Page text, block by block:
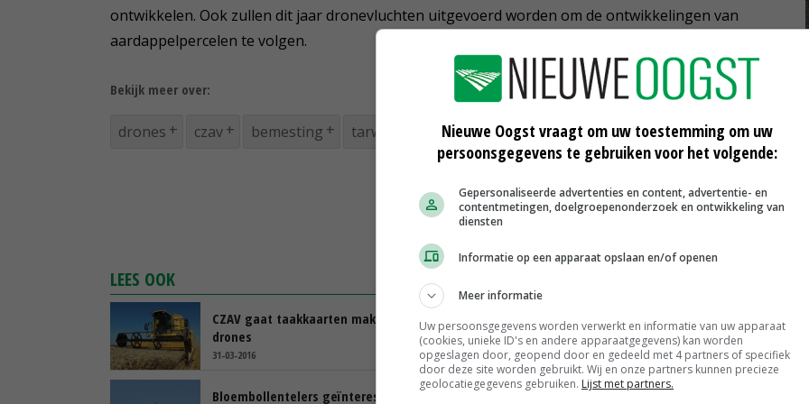
ontwikkelen. Ook zullen dit jaar dronevluchten uitgevoerd worden om de ontwikkelingen van
aardappelpercelen te volgen.
Bekijk meer over:
drones czav bemesting tarwe bijmesten
LEES OOK
CZAV gaat taakkaarten maken met
drones
31-03-2016
Interesse Vlaamse akkerbouwer voor
drone
30-03-2016
Bloembollentelers geïnteresseerd in
Grote drone voor gewasbescherming
Nieuwe Oogst vraagt om uw toestemming om uw
persoonsgegevens te gebruiken voor het volgende:
Gepersonaliseerde advertenties en content, advertentie- en
contentmetingen, doelgroepenonderzoek en ontwikkeling van
diensten
Informatie op een apparaat opslaan en/of openen
Meer informatie
Uw persoonsgegevens worden verwerkt en informatie van uw apparaat
(cookies, unieke ID's en andere apparaatgegevens) kan worden
opgeslagen door, geopend door en gedeeld met 4 partners of specifiek
door deze site worden gebruikt. Wij en onze partners kunnen precieze
geolocatiegegevens gebruiken. Lijst met partners.